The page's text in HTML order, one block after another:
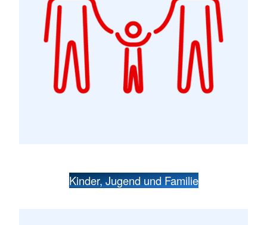
Kinder, Jugend und Familie